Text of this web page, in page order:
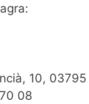
10,
08